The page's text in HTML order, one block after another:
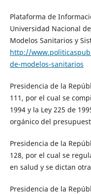
Plataforma de
Universidad Nacional
Modelos Sanitarios y
http://
de-modelos-sanitarios
Presidencia de la
111, por el cual se
1994 y la Ley 225 de
orgánico del
Presidencia de la
128, por el cual se
en salud y se dictan
Presidencia de la